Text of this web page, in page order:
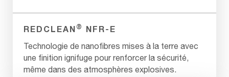
REDCLEAN ® NFR-E
Technologie de nanofibres mises à la terre avec
une finition ignifuge pour renforcer la sécurité,
même dans des atmosphères explosives.